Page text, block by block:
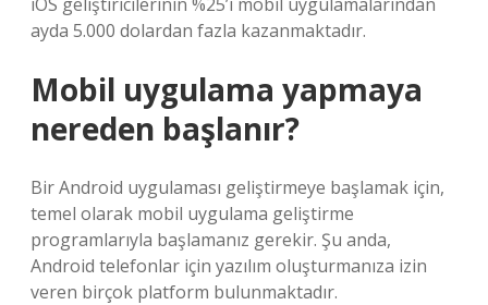
ayda 5.000 dolardan fazla kazanmaktadır.
Mobil uygulama yapmaya
nereden başlanır?
Bir Android uygulaması geliştirmeye başlamak için,
temel olarak mobil uygulama geliştirme
programlarıyla başlamanız gerekir. Şu anda,
Android telefonlar için yazılım oluşturmanıza izin
veren birçok platform bulunmaktadır.